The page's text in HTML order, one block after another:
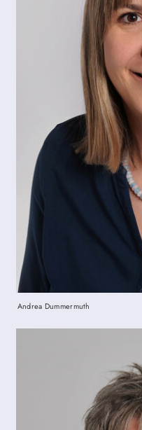
Andrea Dummermuth